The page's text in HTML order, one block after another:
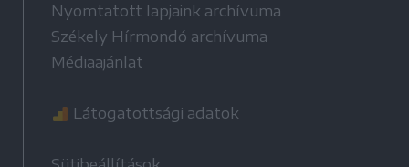
Nyomtatott lapjaink archívuma
Székely Hírmondó archívuma
Médiaajánlat
Látogatottsági adatok